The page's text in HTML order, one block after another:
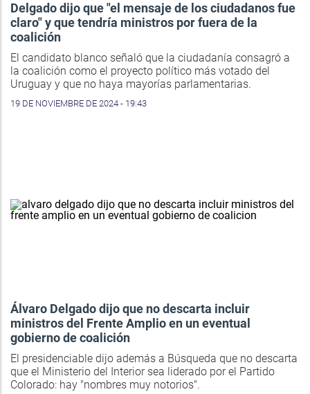
Delgado dijo que "el mensaje de los ciudadanos fue
claro" y que tendría ministros por fuera de la
coalición
El candidato blanco señaló que la ciudadanía consagró a
la coalición como el proyecto político más votado del
Uruguay y que no haya mayorías parlamentarias.
19 DE NOVIEMBRE DE 2024 - 19:43
Álvaro Delgado dijo que no descarta incluir
ministros del Frente Amplio en un eventual
gobierno de coalición
El presidenciable dijo además a Búsqueda que no descarta
que el Ministerio del Interior sea liderado por el Partido
Colorado: hay "nombres muy notorios".